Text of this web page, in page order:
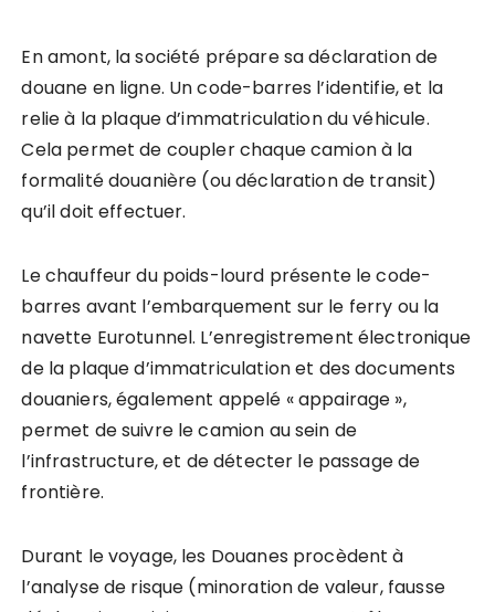
En amont, la société prépare sa déclaration de
douane en ligne. Un code-barres l’identifie, et la
relie à la plaque d’immatriculation du véhicule.
Cela permet de coupler chaque camion à la
formalité douanière (ou déclaration de transit)
qu’il doit effectuer.
Le chauffeur du poids-lourd présente le code-
barres avant l’embarquement sur le ferry ou la
navette Eurotunnel. L’enregistrement électronique
de la plaque d’immatriculation et des documents
douaniers, également appelé « appairage »,
permet de suivre le camion au sein de
l’infrastructure, et de détecter le passage de
frontière.
Durant le voyage, les Douanes procèdent à
l’analyse de risque (minoration de valeur, fausse